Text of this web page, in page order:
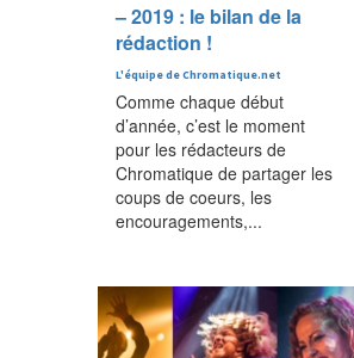
– 2019 : le bilan de la
rédaction !
L'équipe de Chromatique.net
Comme chaque début
d’année, c’est le moment
pour les rédacteurs de
Chromatique de partager les
coups de coeurs, les
encouragements,...